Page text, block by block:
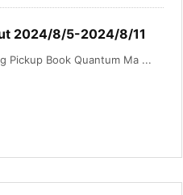
2024/8/5-2024/8/11
Pickup Book Quantum Ma ...